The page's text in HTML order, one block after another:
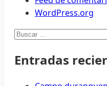
WordPress.org
Buscar:
Entradas